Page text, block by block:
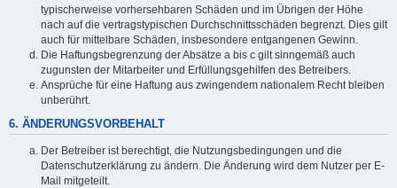
typischerweise vorhersehbaren Schäden und im Übrigen der Höhe
nach auf die vertragstypischen Durchschnittsschäden begrenzt. Dies gilt
auch für mittelbare Schäden, insbesondere entgangenen Gewinn.
Die Haftungsbegrenzung der Absätze a bis c gilt sinngemäß auch
zugunsten der Mitarbeiter und Erfüllungsgehilfen des Betreibers.
Ansprüche für eine Haftung aus zwingendem nationalem Recht bleiben
unberührt.
6. ÄNDERUNGSVORBEHALT
Der Betreiber ist berechtigt, die Nutzungsbedingungen und die
Datenschutzerklärung zu ändern. Die Änderung wird dem Nutzer per E-
Mail mitgeteilt.